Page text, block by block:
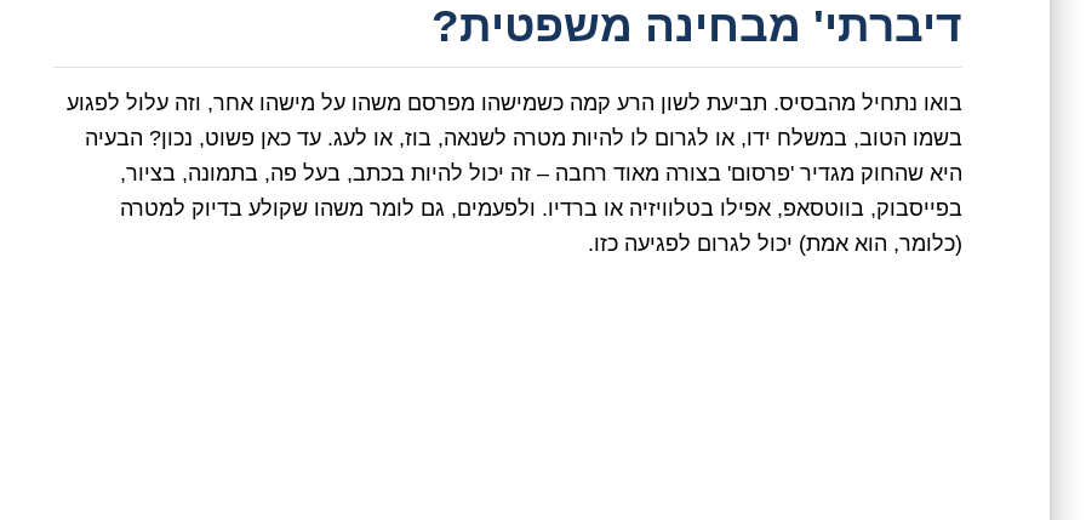
דיברתי' מבחינה משפטית?
בואו נתחיל מהבסיס. תביעת לשון הרע קמה כשמישהו מפרסם משהו על מישהו אחר, וזה עלול לפגוע
בשמו הטוב, במשלח ידו, או לגרום לו להיות מטרה לשנאה, בוז, או לעג. עד כאן פשוט, נכון? הבעיה
היא שהחוק מגדיר 'פרסום' בצורה מאוד רחבה – זה יכול להיות בכתב, בעל פה, בתמונה, בציור,
בפייסבוק, בווטסאפ, אפילו בטלוויזיה או ברדיו. ולפעמים, גם לומר משהו שקולע בדיוק למטרה
(כלומר, הוא אמת) יכול לגרום לפגיעה כזו.